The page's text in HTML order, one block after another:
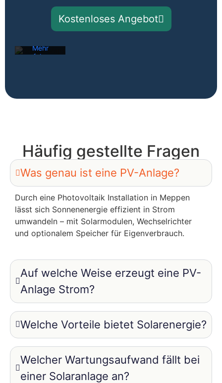
Kostenloses Angebot
akzeptieren
Datenschutzerklärung
Mehr
erfahren
Häufig gestellte Fragen
Was genau ist eine PV-Anlage?
Durch eine Photovoltaik Installation in Meppen
lässt sich Sonnenenergie effizient in Strom
umwandeln – mit Solarmodulen, Wechselrichter
und optionalem Speicher für Eigenverbrauch.
Auf welche Weise erzeugt eine PV-
Anlage Strom?
Welche Vorteile bietet Solarenergie?
Welcher Wartungsaufwand fällt bei
einer Solaranlage an?